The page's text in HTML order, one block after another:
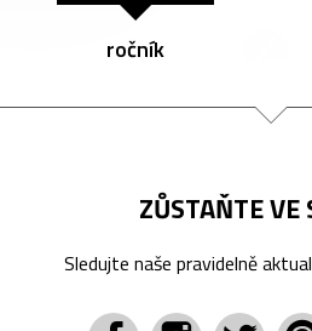
ročník
ZŮSTAŇTE VE
Sledujte naše pravidelně